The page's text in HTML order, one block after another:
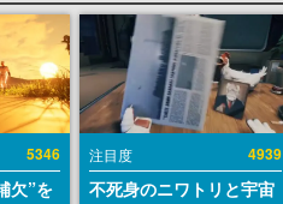
5346
欠”を
注目度 4939
不死身のニワトリと宇宙